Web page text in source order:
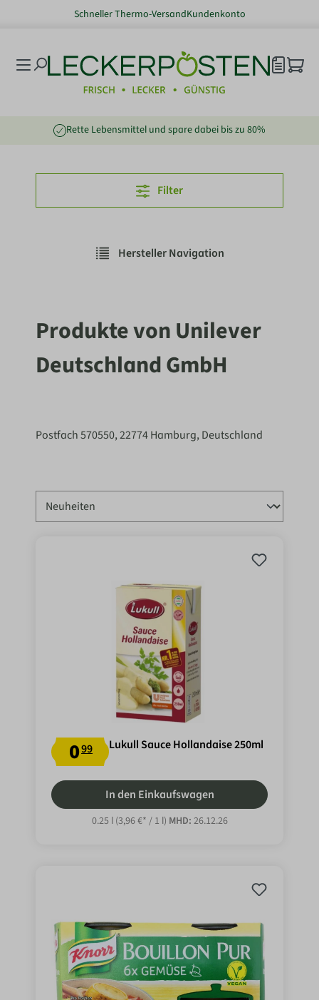
springenSchneller Thermo-VersandKundenkonto
Rette Lebensmittel und spare dabei bis zu 80%
Filter
Hersteller Navigation
Produkte von Unilever
Deutschland GmbH
Postfach 570550, 22774 Hamburg, Deutschland
099 Lukull Sauce Hollandaise 250ml
In den Einkaufswagen
0.25 l (3,96 €* / 1 l) MHD: 26.12.26